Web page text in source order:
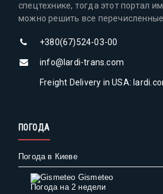
спецтехнике, тогда этот портал
можно решить все
+380(67)524-03-00
info@lardi-trans.com
Freight Delivery in USA:
ПОГОДА
Погода в Киеве
Gismeteo
Погода на 2 недели